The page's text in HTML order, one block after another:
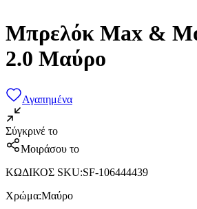
Μπρελόκ Max &
2.0 Μαύρο
Αγαπημένα
Σύγκρινέ το
Μοιράσου το
ΚΩΔΙΚΟΣ SKU:SF-106444439
Χρώμα:Μαύρο